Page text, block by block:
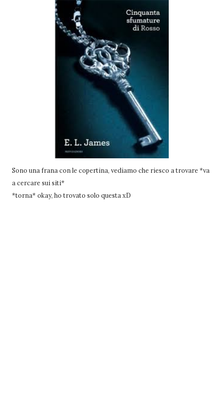
Sono una frana con le copertina, vediamo che riesco a trovare *va
a cercare sui siti*
*torna* okay, ho trovato solo questa xD